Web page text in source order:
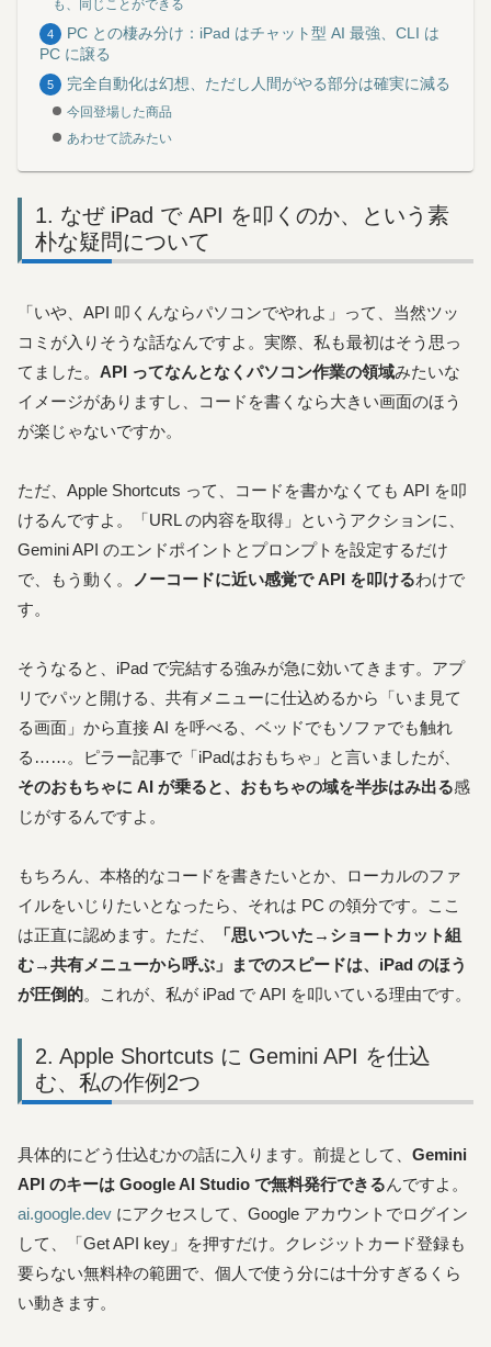
も、同じことができる
PC との棲み分け：iPad はチャット型 AI 最強、CLI は
PC に譲る
完全自動化は幻想、ただし人間がやる部分は確実に減る
今回登場した商品
あわせて読みたい
なぜ iPad で API を叩くのか、という素
朴な疑問について
「いや、API 叩くんならパソコンでやれよ」って、当然ツッ
コミが入りそうな話なんですよ。実際、私も最初はそう思っ
てました。 API ってなんとなくパソコン作業の領域みたいな
イメージがありますし、コードを書くなら大きい画面のほう
が楽じゃないですか。
ただ、Apple Shortcuts って、コードを書かなくても API を叩
けるんですよ。「URL の内容を取得」というアクションに、
Gemini API のエンドポイントとプロンプトを設定するだけ
で、もう動く。
ノーコードに近い感覚で API を叩けるわけで
す。
そうなると、iPad で完結する強みが急に効いてきます。アプ
リでパッと開ける、共有メニューに仕込めるから「いま見て
る画面」から直接 AI を呼べる、ベッドでもソファでも触れ
る……。ピラー記事で「iPadはおもちゃ」と言いましたが、
そのおもちゃに AI が乗ると、おもちゃの域を半歩はみ出る感
じがするんですよ。
もちろん、本格的なコードを書きたいとか、ローカルのファ
イルをいじりたいとなったら、それは PC の領分です。ここ
は正直に認めます。ただ、
「思いついた→ショートカット組
む→共有メニューから呼ぶ」までのスピードは、iPad のほう
が圧倒的。これが、私が iPad で API を叩いている理由です。
Apple Shortcuts に Gemini API を仕込
む、私の作例2つ
具体的にどう仕込むかの話に入ります。前提として、 Gemini
API のキーは Google AI Studio で無料発行できるんですよ。
ai.google.dev にアクセスして、Google アカウントでログイン
して、「Get API key」を押すだけ。クレジットカード登録も
要らない無料枠の範囲で、個人で使う分には十分すぎるくら
い動きます。